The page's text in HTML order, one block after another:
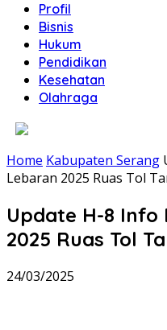
Profil
Bisnis
Hukum
Pendidikan
Kesehatan
Olahraga
Home Kabupaten Serang
Lebaran 2025 Ruas Tol
Update H-8 Info
2025 Ruas Tol
24/03/2025